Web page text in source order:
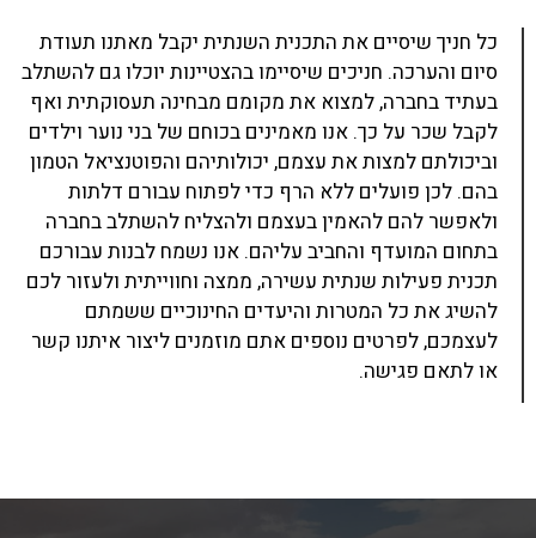
כל חניך שיסיים את התכנית השנתית יקבל מאתנו תעודת
סיום והערכה. חניכים שיסיימו בהצטיינות יוכלו גם להשתלב
בעתיד בחברה, למצוא את מקומם מבחינה תעסוקתית ואף
לקבל שכר על כך. אנו מאמינים בכוחם של בני נוער וילדים
וביכולתם למצות את עצמם, יכולותיהם והפוטנציאל הטמון
בהם. לכן פועלים ללא הרף כדי לפתוח עבורם דלתות
ולאפשר להם להאמין בעצמם ולהצליח להשתלב בחברה
בתחום המועדף והחביב עליהם. אנו נשמח לבנות עבורכם
תכנית פעילות שנתית עשירה, ממצה וחווייתית ולעזור לכם
להשיג את כל המטרות והיעדים החינוכיים ששמתם
לעצמכם, לפרטים נוספים אתם מוזמנים ליצור איתנו קשר
או לתאם פגישה.